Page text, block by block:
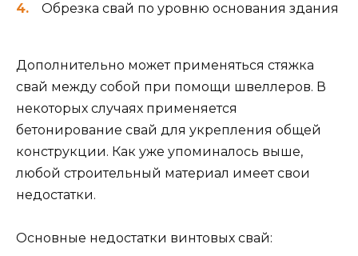
Обрезка свай по уровню основания здания
Дополнительно может применяться стяжка
свай между собой при помощи швеллеров. В
некоторых случаях применяется
бетонирование свай для укрепления общей
конструкции. Как уже упоминалось выше,
любой строительный материал имеет свои
недостатки.
Основные недостатки винтовых свай: